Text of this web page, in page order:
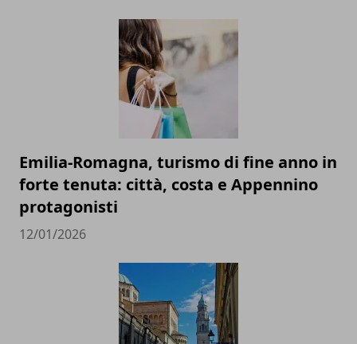
Emilia-Romagna, turismo di fine anno in
forte tenuta: città, costa e Appennino
protagonisti
12/01/2026